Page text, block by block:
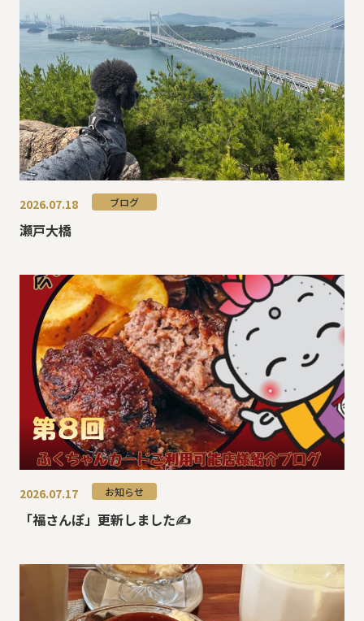
2026.07.18 ブログ
瀬戸大橋
2026.07.17 お知らせ
「福さんぽ」更新しました✍